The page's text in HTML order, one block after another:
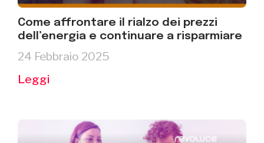
Come affrontare il rialzo dei prezzi
dell’energia e continuare a risparmiare
24 Febbraio 2025
Leggi